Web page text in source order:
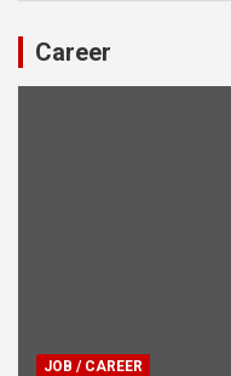
Career
JOB / CAREER